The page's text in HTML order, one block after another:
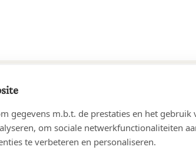
gegevens m.b.t. de prestaties en het gebruik
om sociale netwerkfunctionaliteiten
te verbeteren en personaliseren.